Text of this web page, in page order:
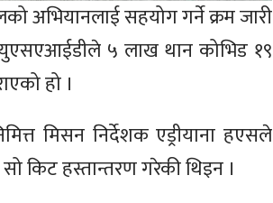
अभियानलाई सहयोग गर्ने क्रम जारी
युएसएआईडीले ५ लाख थान कोभिड १९
हो ।
मिसन निर्देशक एड्रीयाना हएसले
किट हस्तान्तरण गरेकी थिइन ।